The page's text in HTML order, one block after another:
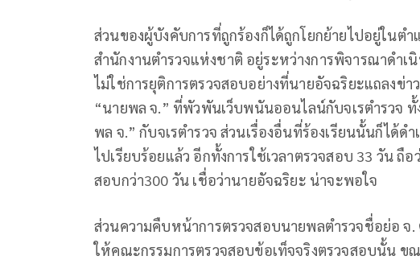
ส่วนของผู้บังคับการที่ถูกร้องก็ได้ถูกโยกย้ายไปอยู่ในต
สำนักงานตำรวจแห่งชาติ อยู่ระหว่างการพิจารณาดำเ
ไม่ใช่การยุติการตรวจสอบอย่างที่นายอัจฉริยะแถลงข่
“นายพล จ.” ที่พัวพันเว็บพนันออนไลน์กับจเรตำรวจ
พล จ.” กับจเรตำรวจ ส่วนเรื่องอื่นที่ร้องเรียนนั้นก็ได้
ไปเรียบร้อยแล้ว อีกทั้งการใช้เวลาตรวจสอบ 33 วัน ถือ
สอบกว่า300 วัน เชื่อว่านายอัจฉริยะ น่าจะพอใจ
ส่วนความคืบหน้าการตรวจสอบนายพลตำรวจชื่อย่อ จ
ให้คณะกรรมการตรวจสอบข้อเท็จจริงตรวจสอบนั้น ข